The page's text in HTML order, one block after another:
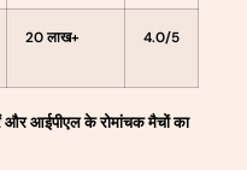
20 लाख+ 4.0/5
आईपीएल के रोमांचक मैचों का